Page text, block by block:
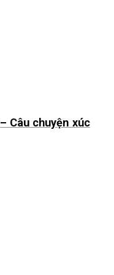
Câu chuyện xúc